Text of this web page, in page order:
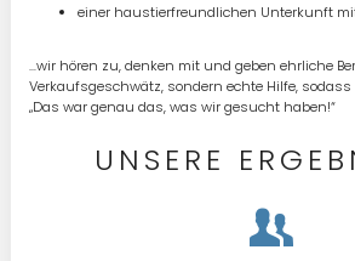
einer haustierfreundlichen Unterkunft
…wir hören zu, denken mit und geben ehrliche
Verkaufsgeschwätz, sondern echte Hilfe,
„Das war genau das, was wir gesucht haben!“
UNSERE